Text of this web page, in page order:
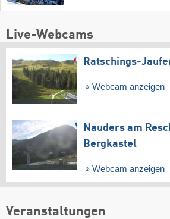
Live-Webcams
Ratschings-
Webcam anzeigen
Nauders am
Bergkastel
Webcam anzeigen
Veranstaltungen